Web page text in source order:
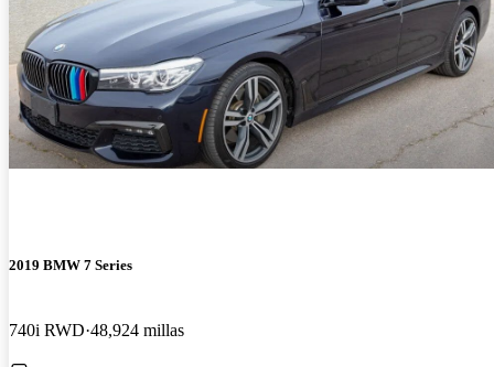
2019 BMW 7 Series
740i RWD 48,924 millas